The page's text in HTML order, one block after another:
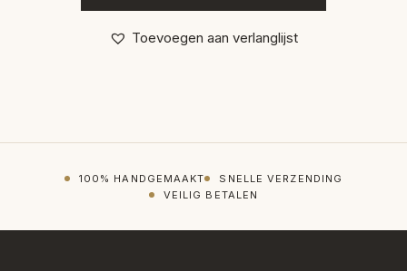
Toevoegen aan verlanglijst
100% HANDGEMAAKT
SNELLE VERZENDING
VEILIG BETALEN